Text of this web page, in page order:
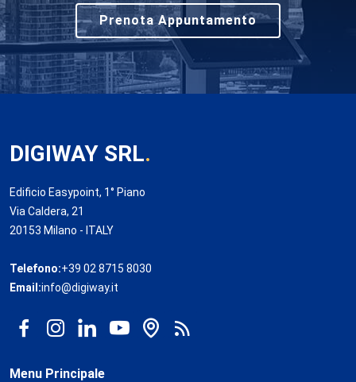
Prenota Appuntamento
DIGIWAY SRL.
Edificio Easypoint, 1° Piano
Via Caldera, 21
20153 Milano - ITALY
Telefono:+39 02 8715 8030
Email:info@digiway.it
Menu Principale